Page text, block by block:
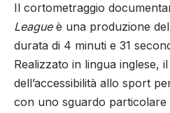
Il cortometraggio
Leagueè una produzione
durata di 4 minuti e 31
Realizzato in lingua inglese,
dell’accessibilità allo sport
con uno sguardo particolare